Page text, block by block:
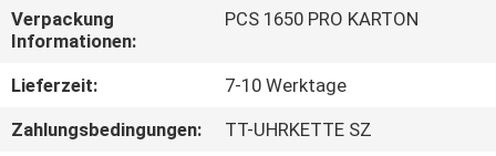
KONTAKT
Verpackung
Informationen:
PCS 1650 PRO KARTON
Lieferzeit:
7-10 Werktage
Zahlungsbedingungen:
TT-UHRKETTE SZ